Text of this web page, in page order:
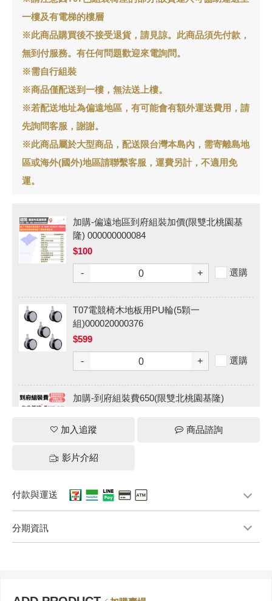
一樓及有電梯的樓層
※此商品購買後不接受退貨，請見諒。此商品須先付款，
無到付服務。有任何問題歡迎來電詢問。
※需自行組裝
※商品僅配送到一樓，無法送上樓。
※若配送地址為偏遠地區，有可能會有額外運送費用，請
先詢問客服，謝謝。
※此商品屬於大型商品，配送限台灣本島內，需寄離島地
區或海外(國外)地區請聯繫客服，運費另計，不適用免
運。
加購-偏遠地區到府組裝加價(限雙北桃園基
隆) 000000000084
$100
- + 選購
T07電競椅木地板用PU輪(5顆一
組)000020000376
$599
- + 選購
加購-到府組裝費650(限雙北桃園基隆)
$650
椅)
加購-irocks T11貓抓布多功能椅凳
加入追蹤 商品諮詢
影片介紹
付款與運送
分期資訊